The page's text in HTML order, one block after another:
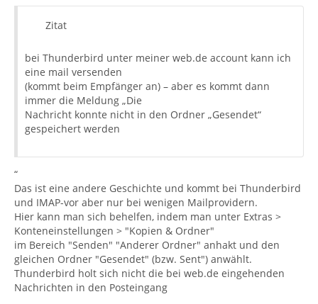
Zitat
bei Thunderbird unter meiner web.de account kann ich
eine mail versenden
(kommt beim Empfänger an) – aber es kommt dann
immer die Meldung „Die
Nachricht konnte nicht in den Ordner „Gesendet“
gespeichert werden
“
Das ist eine andere Geschichte und kommt bei Thunderbird
und IMAP-vor aber nur bei wenigen Mailprovidern.
Hier kann man sich behelfen, indem man unter Extras >
Konteneinstellungen > "Kopien & Ordner"
im Bereich "Senden" "Anderer Ordner" anhakt und den
gleichen Ordner "Gesendet" (bzw. Sent") anwählt.
Thunderbird holt sich nicht die bei web.de eingehenden
Nachrichten in den Posteingang